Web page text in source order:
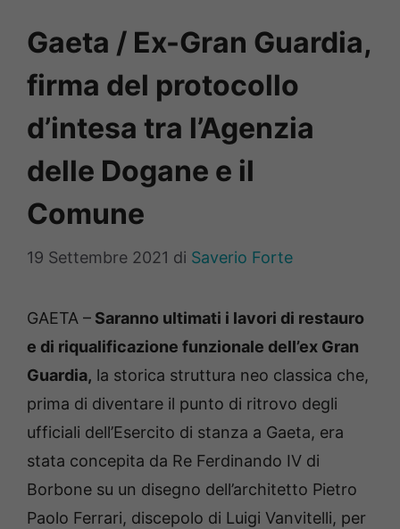
Gaeta / Ex-Gran Guardia,
firma del protocollo
d’intesa tra l’Agenzia
delle Dogane e il
Comune
19 Settembre 2021 di Saverio Forte
GAETA – Saranno ultimati i lavori di restauro
e di riqualificazione funzionale dell’ex Gran
Guardia, la storica struttura neo classica che,
prima di diventare il punto di ritrovo degli
ufficiali dell’Esercito di stanza a Gaeta, era
stata concepita da Re Ferdinando IV di
Borbone su un disegno dell’architetto Pietro
Paolo Ferrari, discepolo di Luigi Vanvitelli, per